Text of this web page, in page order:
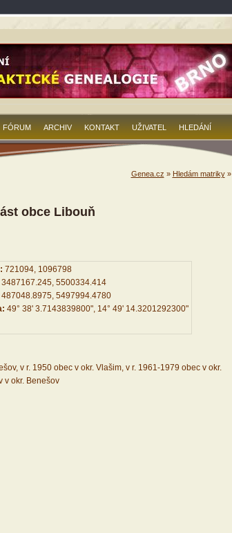
FÓRUM ARCHIV KONTAKT UŽIVATEL HLEDÁNÍ
Genea.cz » Hledám matriky»
obce Libouň
721094, 1096798
3487167.245, 5500334.414
487048.8975, 5497994.4780
49° 38' 3.7143839800", 14° 49' 14.3201292300"
v r. 1950 obec v okr. Vlašim, v r. 1961-1979 obec v okr.
v okr. Benešov